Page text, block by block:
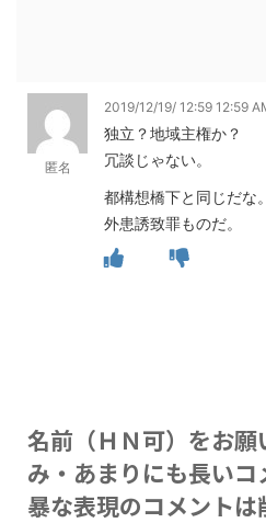
匿名
2019/12/19/ 12:59 12:59
独立？地域主権か？
冗談じゃない。
都構想橋下と同じだな。
外患誘致罪ものだ。
名前（ＨＮ可）をお願
み・あまりにも長い
暴な表現のコメントは